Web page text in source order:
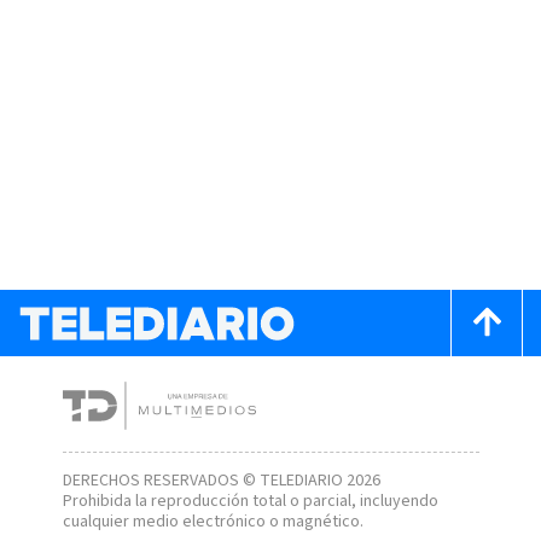
DERECHOS RESERVADOS © TELEDIARIO 2026
Prohibida la reproducción total o parcial, incluyendo
cualquier medio electrónico o magnético.